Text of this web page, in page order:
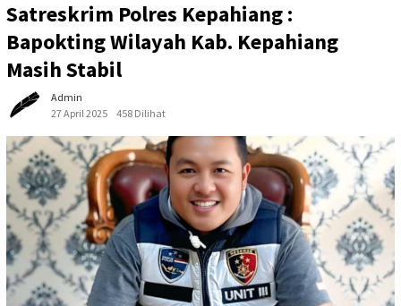
Satreskrim Polres Kepahiang :
Bapokting Wilayah Kab. Kepahiang
Masih Stabil
Admin
27 April 2025
458 Dilihat